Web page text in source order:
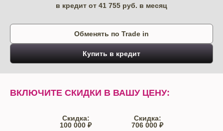
в кредит от 41 755 руб. в месяц
Обменять по Trade in
Купить в кредит
ВКЛЮЧИТЕ СКИДКИ В ВАШУ ЦЕНУ:
Скидка:
100 000 ₽
Скидка:
706 000 ₽